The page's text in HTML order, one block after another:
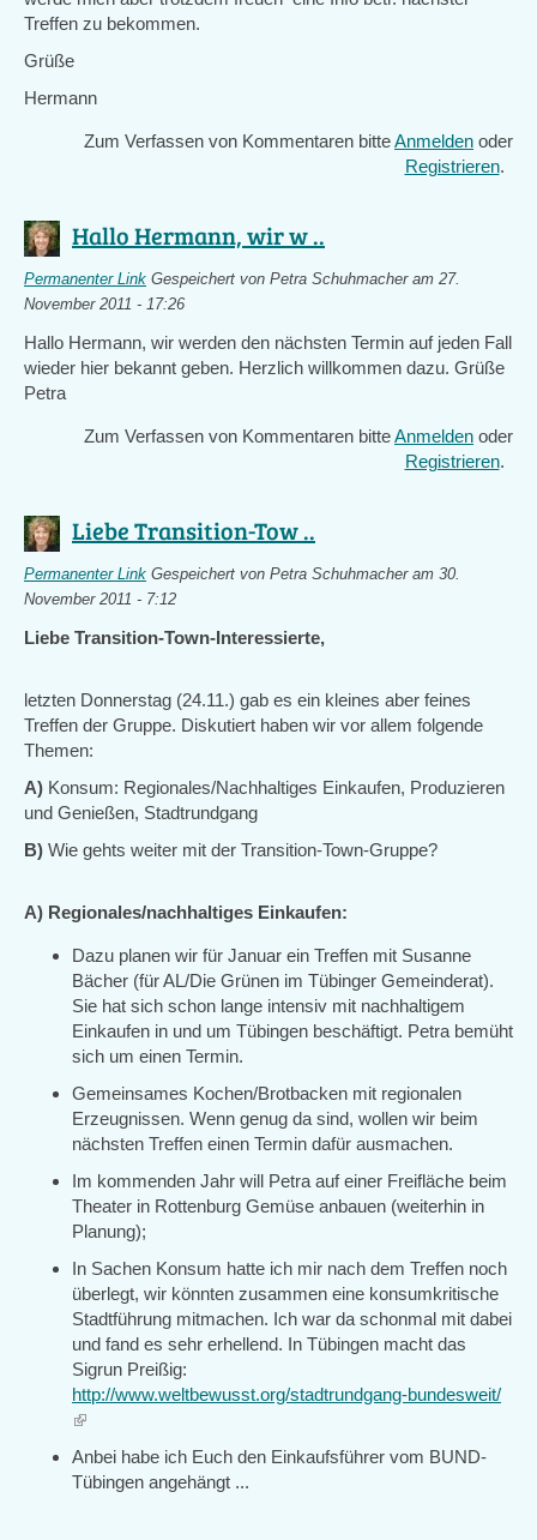
Treffen zu bekommen.
Grüße
Hermann
Zum Verfassen von Kommentaren bitteAnmelden oder
Registrieren.
Hallo Hermann, wir w ..
Permanenter Link Gespeichert von Petra Schuhmacheram 27.
November 2011 - 17:26
Hallo Hermann, wir werden den nächsten Termin auf jeden Fall
wieder hier bekannt geben. Herzlich willkommen dazu. Grüße
Petra
Zum Verfassen von Kommentaren bitteAnmelden oder
Registrieren.
Liebe Transition-Tow ..
Permanenter Link Gespeichert von Petra Schuhmacheram 30.
November 2011 - 7:12
Liebe Transition-Town-Interessierte,
letzten Donnerstag (24.11.) gab es ein kleines aber feines
Treffen der Gruppe. Diskutiert haben wir vor allem folgende
Themen:
A) Konsum: Regionales/Nachhaltiges Einkaufen, Produzieren
und Genießen, Stadtrundgang
B) Wie gehts weiter mit der Transition-Town-Gruppe?
A) Regionales/nachhaltiges Einkaufen:
Dazu planen wir für Januar ein Treffen mit Susanne
Bächer (für AL/Die Grünen im Tübinger Gemeinderat).
Sie hat sich schon lange intensiv mit nachhaltigem
Einkaufen in und um Tübingen beschäftigt. Petra bemüht
sich um einen Termin.
Gemeinsames Kochen/Brotbacken mit regionalen
Erzeugnissen. Wenn genug da sind, wollen wir beim
nächsten Treffen einen Termin dafür ausmachen.
Im kommenden Jahr will Petra auf einer Freifläche beim
Theater in Rottenburg Gemüse anbauen (weiterhin in
Planung);
In Sachen Konsum hatte ich mir nach dem Treffen noch
überlegt, wir könnten zusammen eine konsumkritische
Stadtführung mitmachen. Ich war da schonmal mit dabei
und fand es sehr erhellend. In Tübingen macht das
Sigrun Preißig:
http://www.weltbewusst.org/stadtrundgang-bundesweit/
(link
external)
Anbei habe ich Euch den Einkaufsführer vom BUND-
Tübingen angehängt ...